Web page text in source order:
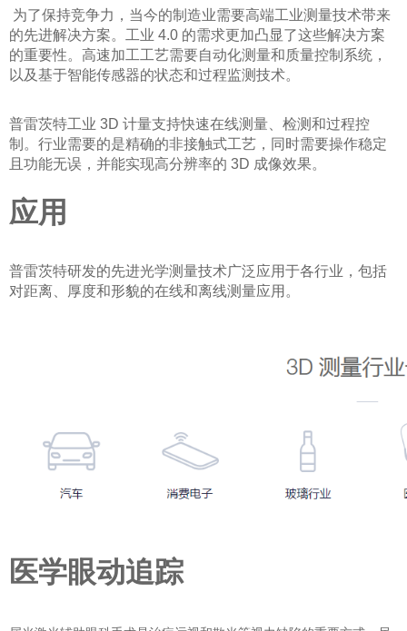
为了保持竞争力，当今的制造业需要高端工业测量技术带来
的先进解决方案。工业 4.0 的需求更加凸显了这些解决方案
的重要性。高速加工工艺需要自动化测量和质量控制系统，
以及基于智能传感器的状态和过程监测技术。
普雷茨特工业 3D 计量支持快速在线测量、检测和过程控
制。行业需要的是精确的非接触式工艺，同时需要操作稳定
且功能无误，并能实现高分辨率的 3D 成像效果。
应用
普雷茨特研发的先进光学测量技术广泛应用于各行业，包括
对距离、厚度和形貌的在线和离线测量应用。
医学眼动追踪